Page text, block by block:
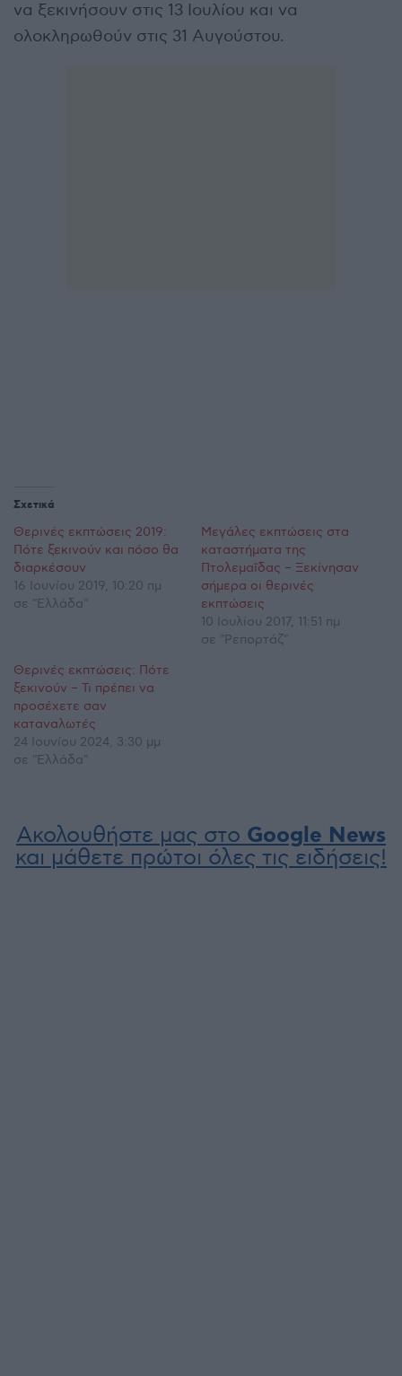
να ξεκινήσουν στις 13 Ιουλίου και να
ολοκληρωθούν στις 31 Αυγούστου.
Σχετικά
Θερινές εκπτώσεις 2019:
Πότε ξεκινούν και πόσο θα
διαρκέσουν
16 Ιουνίου 2019, 10:20 πμ
σε "Ελλάδα"
Μεγάλες εκπτώσεις στα
καταστήματα της
Πτολεμαΐδας – Ξεκίνησαν
σήμερα οι θερινές
εκπτώσεις
10 Ιουλίου 2017, 11:51 πμ
σε "Ρεπορτάζ"
Θερινές εκπτώσεις: Πότε
ξεκινούν – Τι πρέπει να
προσέχετε σαν
καταναλωτές
24 Ιουνίου 2024, 3:30 μμ
σε "Ελλάδα"
Ακολουθήστε μας στο Google News
και μάθετε πρώτοι όλες τις ειδήσεις!